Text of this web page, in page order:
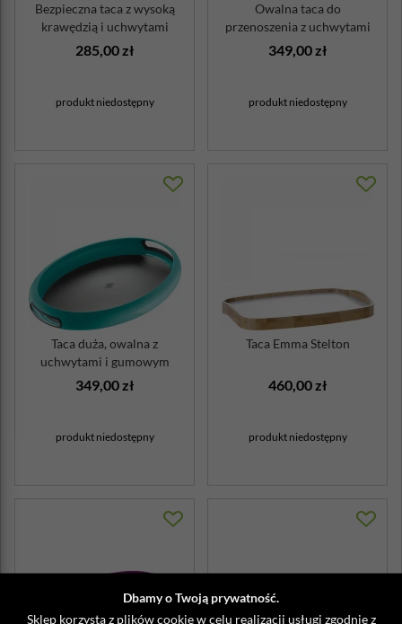
Dbamy o Twoją prywatność.
Sklep korzysta z plików cookie w celu realizacji usługi zgodnie z
Bezpieczna taca z wysoką
krawędzią i uchwytami
Spacy Wesc...
285,00 zł
produkt niedostępny
Owalna taca do
przenoszenia z uchwytami
zielona Spacy Wesco
349,00 zł
produkt niedostępny
Taca duża, owalna z
uchwytami i gumowym
wnętrzem turkusow...
349,00 zł
produkt niedostępny
Taca Emma Stelton
460,00 zł
produkt niedostępny